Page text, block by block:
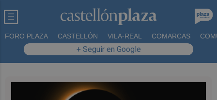
FORO PLAZA CASTELLÓN VILA-REAL COMARCAS
+ Seguir en Google